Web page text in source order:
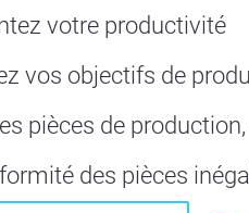
votre productivité
vos objectifs de
pièces de
des pièces